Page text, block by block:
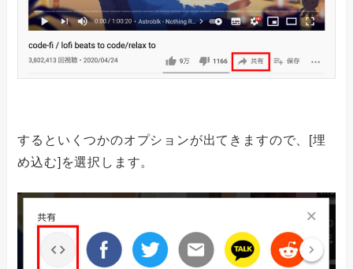
するといくつかのオプションが出てきますので、[埋
め込む]を選択します。